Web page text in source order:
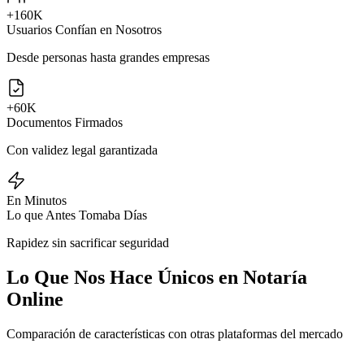
+160K
Usuarios Confían en Nosotros
Desde personas hasta grandes empresas
+60K
Documentos Firmados
Con validez legal garantizada
En Minutos
Lo que Antes Tomaba Días
Rapidez sin sacrificar seguridad
Lo Que Nos Hace Únicos en Notaría
Online
Comparación de características con otras plataformas del mercado